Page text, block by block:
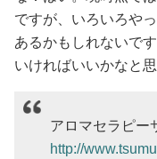
ですが、いろいろや
あるかもしれないで
いければいいかなと思
アロマセラピー
http://